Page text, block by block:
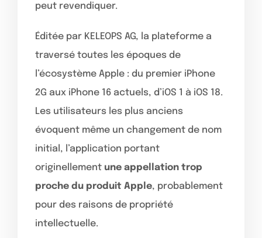
peut revendiquer.
Éditée par KELEOPS AG, la plateforme a
traversé toutes les époques de
l’écosystème Apple : du premier iPhone
2G aux iPhone 16 actuels, d’iOS 1 à iOS 18.
Les utilisateurs les plus anciens
évoquent même un changement de nom
initial, l’application portant
originellement une appellation trop
proche du produit Apple, probablement
pour des raisons de propriété
intellectuelle.